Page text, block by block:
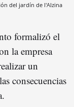
del jardín de l'Alzina
formalizó el
la empresa
un
consecuencias